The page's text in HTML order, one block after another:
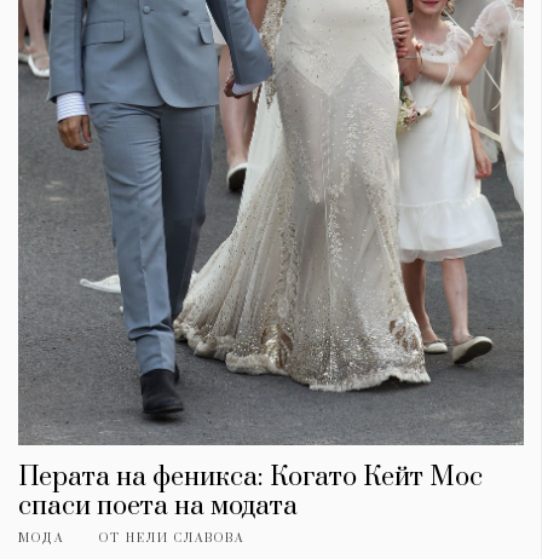
Перата на феникса: Когато Кейт Мос
спаси поета на модата
МОДА ОТ НЕЛИ СЛАВОВА